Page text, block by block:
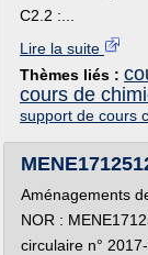
C2.2 :...
Lire la suite
Thèmes liés :
cours de
support de cours
Aménagements
NOR :
circulaire n°